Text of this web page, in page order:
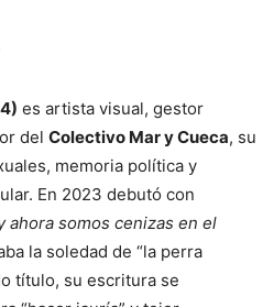
es artista visual, gestor
del Colectivo Mar y Cueca, su
memoria política y
En 2023 debutó con
ahora somos cenizas en el
la soledad de “la perra
título, su escritura se